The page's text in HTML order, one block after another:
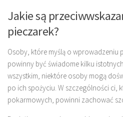
Jakie są
pieczarek?
Osoby, które myślą o wprowadzeniu
powinny być świadome kilku istotnych
wszystkim, niektóre osoby mogą
po ich spożyciu. W szczególności ci,
pokarmowych, powinni zachować